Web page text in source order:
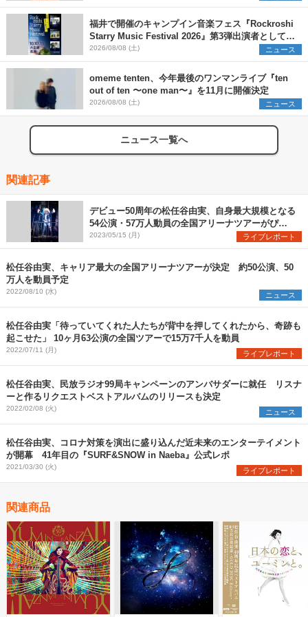
福井で開催のキャンプイン音楽フェス『Rockroshi
Starry Music Festival 2026』第3弾出演者として
SCOOBIE DO、かりゆし58、Reiを発表
2026/08/08 (土) ニュース
omeme tenten、今年最後のワンマンライブ『ten
out of ten 〜one man〜』を11月に開催決定
2026/08/08 (土) ニュース
ニュース一覧へ
関連記事
デビュー50周年の松任谷由実、自身最大規模となる
54公演・57万人動員の全国アリーナツアーがぴあ
アリーナMMで開幕
2023/05/15 (月) ライブレポート
松任谷由実、キャリア最大の全国アリーナツアーが決定 約50公演、50
万人を動員予定
2022/08/10 (水) ニュース
松任谷由実「待っていてくれた人たちが背中を押してくれたから、奇跡も
起こせた」 10ヶ月63公演の全国ツアーで15万7千人を動員
2022/07/11 (月) ライブレポート
松任谷由実、民放ラジオ99局キャンペーンのアンバサダーに就任 リスナ
ーと作るリクエストベストアルバムのリリースも決定
2022/02/08 (火) ニュース
松任谷由実、コロナ対策を演出に盛り込んだ近未来のエンターテイメント
が開幕 41年目の『SURF&SNOW in Naeba』公式レポ
2021/03/30 (火) ライブレポート
関連商品